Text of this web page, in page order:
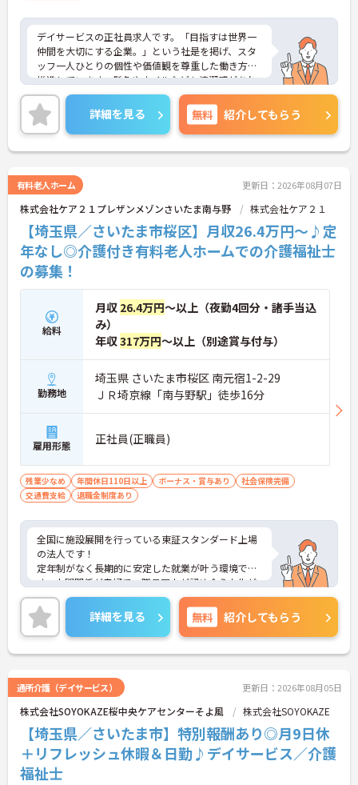
方を選択できます。
・清潔感があれば髪色やネイルなども自由となって
おり、自分らしいスタイルを大切にできる環境で
す。
デイサービスの正社員求人です。「目指すは世界一
仲間を大切にする企業。」という社是を掲げ、スタ
ッフ一人ひとりの個性や価値観を尊重した働き方を
推進しています。髪色やネイルなども清潔感があれ
ば原則自由となっており、自分らしいスタイルで無
理なく働くことが可能です。日々の頑張りやチーム
ワークは賞与とは別に支給される特別報酬としてし
っかり還元されるため、高いモチベーションを維持
しながら業務に取り組めます。残業は少なく、月9日
されており、プライベートの時間を大切にできる環
境です。定年65歳以降も再雇用制度により70歳まで
勤務可能であり、退職金制度も完備されているな
ど、長期的に安定したキャリアを築いていける職場
です。入社後はOJTによる丁寧なフォロー体制があ
り、資格取得支援制度も活用しながら更なるスキル
アップを目指せます。
★おすすめPOINT★
期待できます】
・日々の施設運営への貢献やチームワークが多角的
に評価されるため、目に見える形で還元されます。
・努力がダイレクトに評価へつながる制度により、
【チームでの情報共有が徹底されており、安心して
業務に取り組める体制です】
・毎朝スタッフ全員でミーティングを行い、お客様
の体調や業務連絡を細やかに共有する仕組みがあり
ます。
・多職種連携で職種を超えて相談しやすい雰囲気の
もと、困った時もすぐにお互いをフォローし合えま
す。
【残業が少なく独自の休暇制度も完備され、長期的
に安定して働ける環境です】
・残業は少なく、年間17日のリフレッシュ休暇も取
得できることで、心身の疲労をしっかり回復できま
す。
・定年65歳以降も再雇用制度で70歳まで勤務可能で
あり、退職金制度も備わって無理なく長く続けられ
ます。
【一人ひとりの個性や希望を尊重し、自分らしくキ
・時短勤務からフルタイム、さらには管理者へのス
テップアップまで、ライフステージに合わせた働き
方を選択できます。
・清潔感があれば髪色やネイルなども自由となって
おり、自分らしいスタイルを大切にできる環境で
す。
詳細を見る 無料 紹介してもらう
有料老人ホーム 更新日：2026年08月07日
株式会社ケア２１プレザンメゾンさいたま南与野 株式会社ケア２１
【埼玉県／さいたま市桜区】月収26.4万円～♪定
年なし◎介護付き有料老人ホームでの介護福祉士
の募集！
給料
月収 26.4万円～以上（夜勤4回分・諸手当込
み）
年収317万円～以上（別途賞与付与）
勤務地
埼玉県 さいたま市桜区 南元宿1-2-29
ＪＲ埼京線「南与野駅」徒歩16分
雇用形態 正社員(正職員)
残業少なめ 年間休日110日以上 ボーナス・賞与あり
社会保険完備
交通費支給
退職金制度あり
全国に施設展開を行っている東証スタンダード上場
の法人です！
定年制がなく長期的に安定した就業が叶う環境で
す。人間関係が良好で、職員同士が認め合う文化が
根付いています。
ご興味のある方には、面接対策ポイントなど、さら
に詳細をご案内しますのでお気軽にご相談くださ
い！
詳細を見る 無料 紹介してもらう
通所介護（デイサービス） 更新日：2026年08月05日
株式会社SOYOKAZE桜中央ケアセンターそよ風 株式会社SOYOKAZE
【埼玉県／さいたま市】特別報酬あり◎月9日休
＋リフレッシュ休暇＆日勤♪デイサービス／介護
福祉士